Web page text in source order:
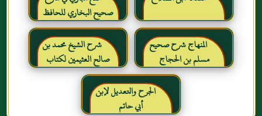
صحيح البخاري للحافظ
ابن حجر العسقلاني
المنهاج شرح صحيح
مسلم بن الحجاج
شرح الشيخ محمد بن
صالح العثيمين لكتاب
رياض الصالحين للإمام
النووي رحمهم الله تعالىالجرح والتعديل لإبن
أبي حاتم